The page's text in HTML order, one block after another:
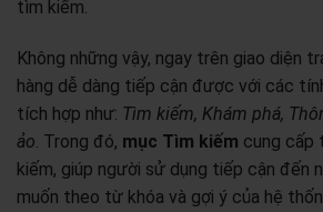
tìm kiếm.
Không những vậy, ngay trên giao diện
hàng dễ dàng tiếp cận được với các
tích hợp như: Tìm kiếm, Khám phá,
ảo . Trong đó, mục Tìm kiếm cung cấp
kiếm, giúp người sử dụng tiếp cận đến
muốn theo từ khóa và gợi ý của hệ